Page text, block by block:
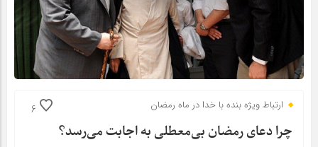
6 ارتباط ویژه بنده با خدا در ماه رمضان
چرا دعای رمضان بی‌معطلی به اجابت می‌رسد؟